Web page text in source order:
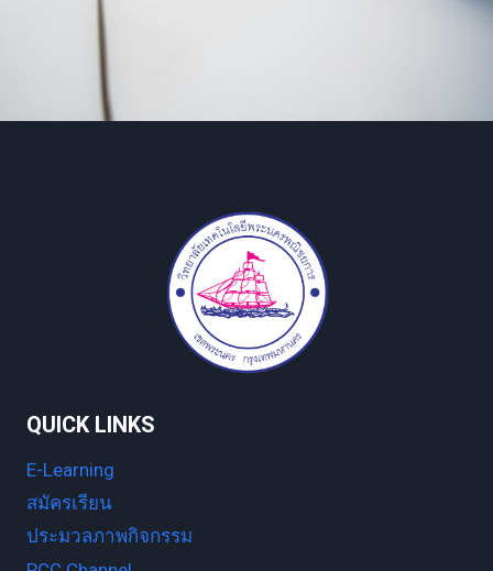
QUICK LINKS
E-Learning
สมัครเรียน
ประมวลภาพกิจกรรม